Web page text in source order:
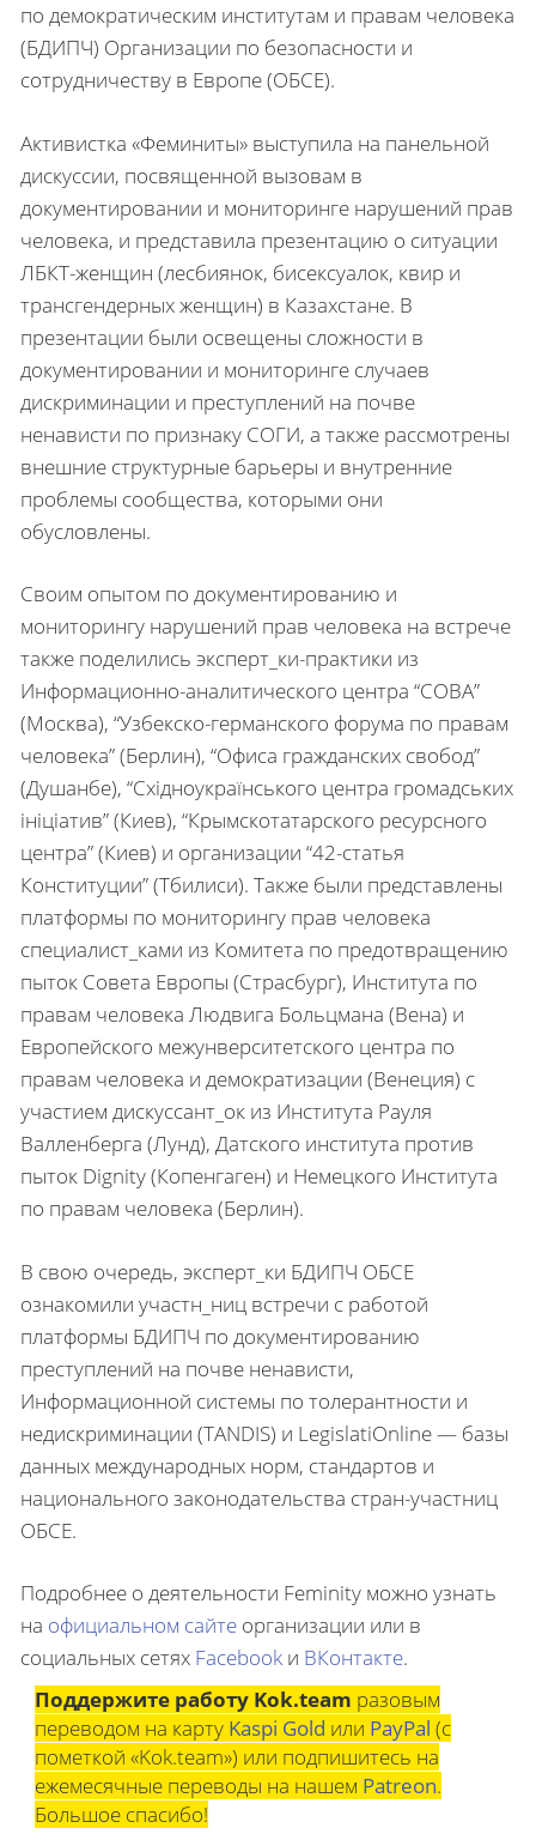
по демократическим институтам и правам человека
(БДИПЧ) Организации по безопасности и
сотрудничеству в Европе (ОБСЕ).
Активистка «Феминиты» выступила на панельной
дискуссии, посвященной вызовам в
документировании и мониторинге нарушений прав
человека, и представила презентацию о ситуации
ЛБКТ-женщин (лесбиянок, бисексуалок, квир и
трансгендерных женщин) в Казахстане. В
презентации были освещены сложности в
документировании и мониторинге случаев
дискриминации и преступлений на почве
ненависти по признаку СОГИ, а также рассмотрены
внешние структурные барьеры и внутренние
проблемы сообщества, которыми они
обусловлены.
Своим опытом по документированию и
мониторингу нарушений прав человека на встрече
также поделились эксперт_ки-практики из
Информационно-аналитического центра “СОВА”
(Москва), “Узбекско-германского форума по правам
человека” (Берлин), “Офиса гражданских свобод”
(Душанбе), “Східноукраїнського центра громадських
ініціатив” (Киев), “Крымскотатарского ресурсного
центра” (Киев) и организации “42-статья
Конституции” (Тбилиси). Также были представлены
платформы по мониторингу прав человека
специалист_ками из Комитета по предотвращению
пыток Совета Европы (Страсбург), Института по
правам человека Людвига Больцмана (Вена) и
Европейского межунверситетского центра по
правам человека и демократизации (Венеция) с
участием дискуссант_ок из Института Рауля
Валленберга (Лунд), Датского института против
пыток Dignity (Копенгаген) и Немецкого Института
по правам человека (Берлин).
В свою очередь, эксперт_ки БДИПЧ ОБСЕ
ознакомили участн_ниц встречи с работой
платформы БДИПЧ по документированию
преступлений на почве ненависти,
Информационной системы по толерантности и
недискриминации (TANDIS) и LegislatiOnline — базы
данных международных норм, стандартов и
национального законодательства стран-участниц
ОБСЕ.
Подробнее о деятельности Feminity можно узнать
на официальном сайте организации или в
социальных сетях Facebook и ВКонтакте.
Поддержите работу Kok.team разовым
переводом на карту Kaspi Gold или PayPal (с
пометкой «Kok.team») или подпишитесь на
ежемесячные переводы на нашем Patreon.
Большое спасибо!